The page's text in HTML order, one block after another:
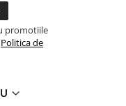
promotiile
Politica de